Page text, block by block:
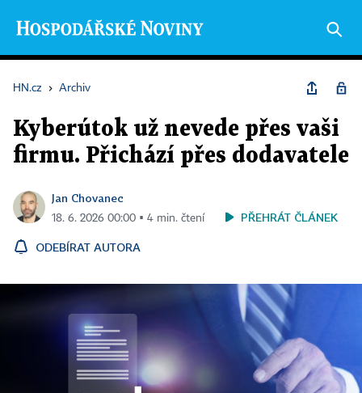
HN.cz › Archiv
Kyberútok už nevede přes vaši
firmu. Přichází přes dodavatele
Jan Chovanec
18. 6. 2026 00:00 ▪ 4 min. čtení PŘEHRÁT ČLÁNEK
ODEBÍRAT AUTORA